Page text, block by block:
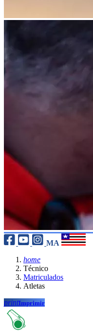
MA
home
Técnico
Matriculados
Atletas
printImprimir